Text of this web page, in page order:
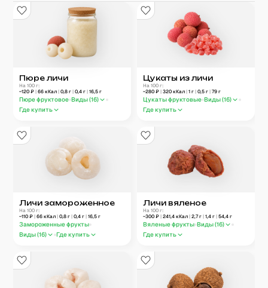
Пюре личи
На 100 г:
~120 ₽| 66 кКал| 0,8 г| 0,4 г| 16,5 г
Пюре фруктовое Виды (16)
Где купить
Цукаты из личи
На 100 г:
~280 ₽ | 320 кКал | 1 г | 0,5 г | 79 г
Цукаты фруктовые Виды (16)
Где купить
Личи замороженное
На 100 г:
~110 ₽| 66 кКал| 0,8 г| 0,4 г| 16,5 г
Замороженные фрукты
Виды (16) Где купить
Личи вяленое
На 100 г:
~300 ₽ | 241,4 кКал | 2,7г | 1,4 г | 54,4 г
Вяленые фрукты Виды (16)
Где купить